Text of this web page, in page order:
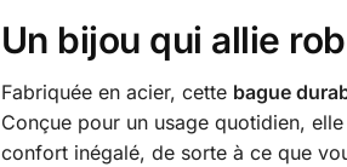
Un bijou qui allie
Fabriquée en acier, cette bague
Conçue pour un usage quotidien,
confort inégalé, de sorte à ce que